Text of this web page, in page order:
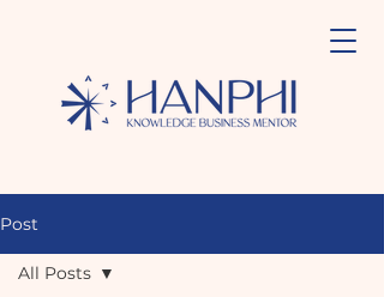
Post
All Posts